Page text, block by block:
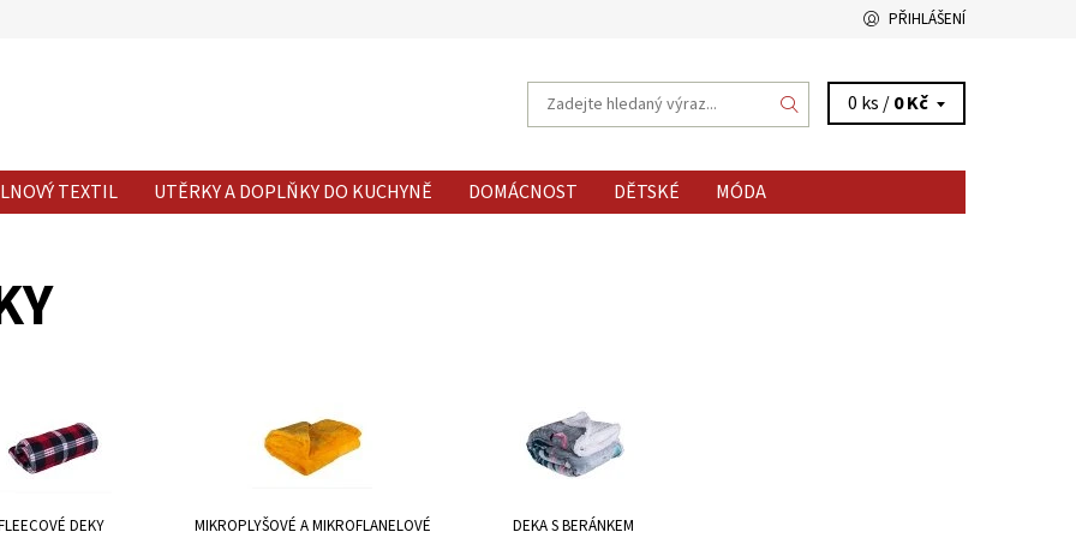
PŘIHLÁŠENÍ
0 ks /0 Kč
TEXTIL UTĚRKY A DOPLŇKY DO KUCHYNĚ DOMÁCNOST DĚTSKÉ
MÓDA
DEKY
MIKROPLYŠOVÉ A MIKROFLANELOVÉ
DEKA S BERÁNKEM